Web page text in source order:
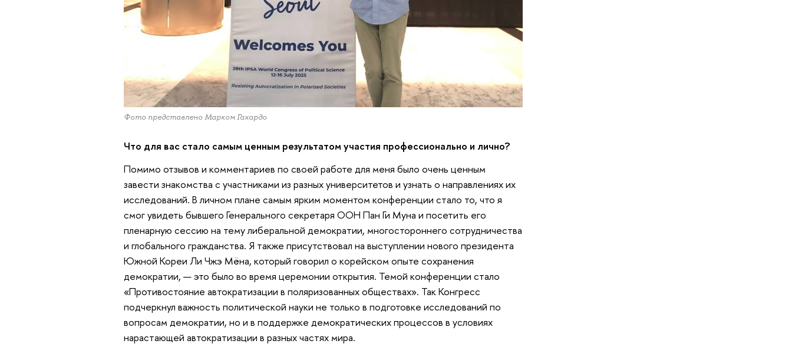
Фото представлено Марком Гахардо
Что для вас стало самым ценным результатом участия профессионально и лично?
Помимо отзывов и комментариев по своей работе для меня было очень ценным
завести знакомства с участниками из разных университетов и узнать о направлениях их
исследований. В личном плане самым ярким моментом конференции стало то, что я
смог увидеть бывшего Генерального секретаря ООН Пан Ги Муна и посетить его
пленарную сессию на тему либеральной демократии, многостороннего сотрудничества
и глобального гражданства. Я также присутствовал на выступлении нового президента
Южной Кореи Ли Чжэ Мёна, который говорил о корейском опыте сохранения
демократии, — это было во время церемонии открытия. Темой конференции стало
«Противостояние автократизации в поляризованных обществах». Так Конгресс
подчеркнул важность политической науки не только в подготовке исследований по
вопросам демократии, но и в поддержке демократических процессов в условиях
нарастающей автократизации в разных частях мира.